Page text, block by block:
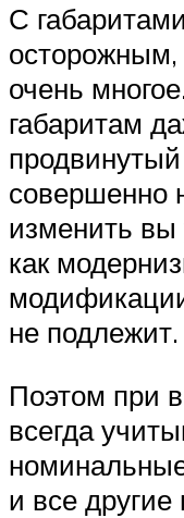
С
осторожным,
очень
габаритам
совершенно
изменить вы
как
не подлежит.
Поэтом при
всегда
и все